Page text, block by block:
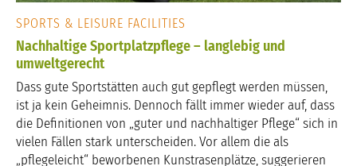
SPORTS & LEISURE FACILITIES
Nachhaltige Sportplatzpflege – langlebig und
umweltgerecht
Dass gute Sportstätten auch gut gepflegt werden müssen,
ist ja kein Geheimnis. Dennoch fällt immer wieder auf, dass
die Definitionen von „guter und nachhaltiger Pflege“ sich in
vielen Fällen stark unterscheiden. Vor allem die als
„pflegeleicht“ beworbenen Kunstrasenplätze, suggerieren